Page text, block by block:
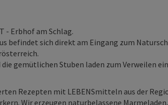
- Erbhof am Schlag.
befindet sich direkt am Eingang zum
gemütlichen Stuben laden zum Verweilen
Rezepten mit LEBENSmitteln aus der
Wir erzeugen naturbelassene